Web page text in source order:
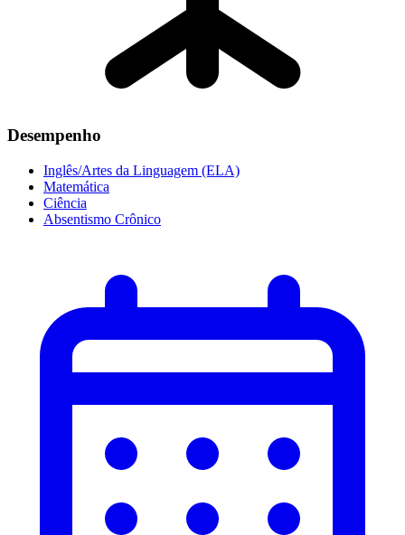
Desempenho
Inglês/Artes da Linguagem (ELA)
Matemática
Ciência
Absentismo Crônico